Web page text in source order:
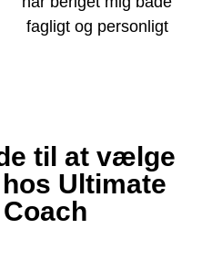
fagligt og personligt
til at vælge
Ultimate